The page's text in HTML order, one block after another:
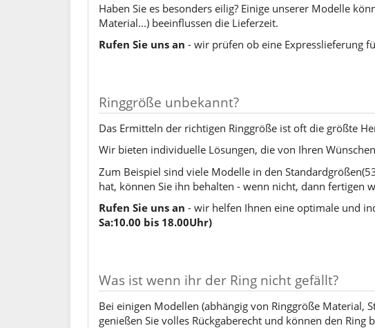
Haben Sie es besonders eilig? Einige unserer Modelle
Material...) beeinflussen die Lieferzeit.
Rufen Sie uns an - wir prüfen ob eine Expresslieferung
Ringgröße unbekannt?
Das Ermitteln der richtigen Ringgröße ist oft die größte
Wir bieten individuelle Lösungen, die von Ihren
Zum Beispiel sind viele Modelle in den
hat, können Sie ihn behalten - wenn nicht, dann fertigen
Rufen Sie uns an - wir helfen Ihnen eine optimale und
Sa:10.00 bis 18.00Uhr)
Was ist wenn ihr der Ring nicht gefällt?
Bei einigen Modellen (abhängig von Ringgröße Material,
genießen Sie volles Rückgaberecht und können den Ring